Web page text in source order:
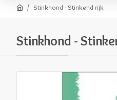
Stinkhond - Stinkend rijk
Stinkhond -